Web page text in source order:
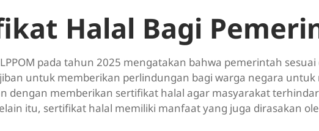
Halal Bagi
pada tahun 2025 mengatakan bahwa pemerintah
untuk memberikan perlindungan bagi warga negara untuk
dengan memberikan sertifikat halal agar masyarakat
itu, sertifikat halal memiliki manfaat yang juga dirasakan